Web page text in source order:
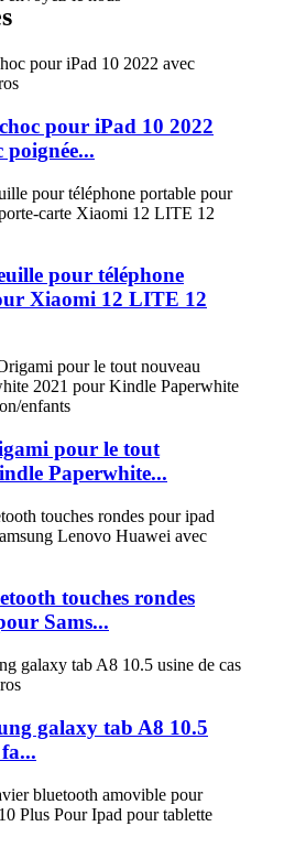
pour iPad 10 2022
poignée...
pour téléphone
Xiaomi 12 LITE 12
pour le tout
Paperwhite...
touches rondes
Sams...
galaxy tab A8 10.5